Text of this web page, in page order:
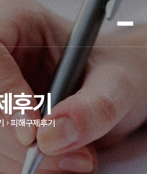
후기
피해구제후기